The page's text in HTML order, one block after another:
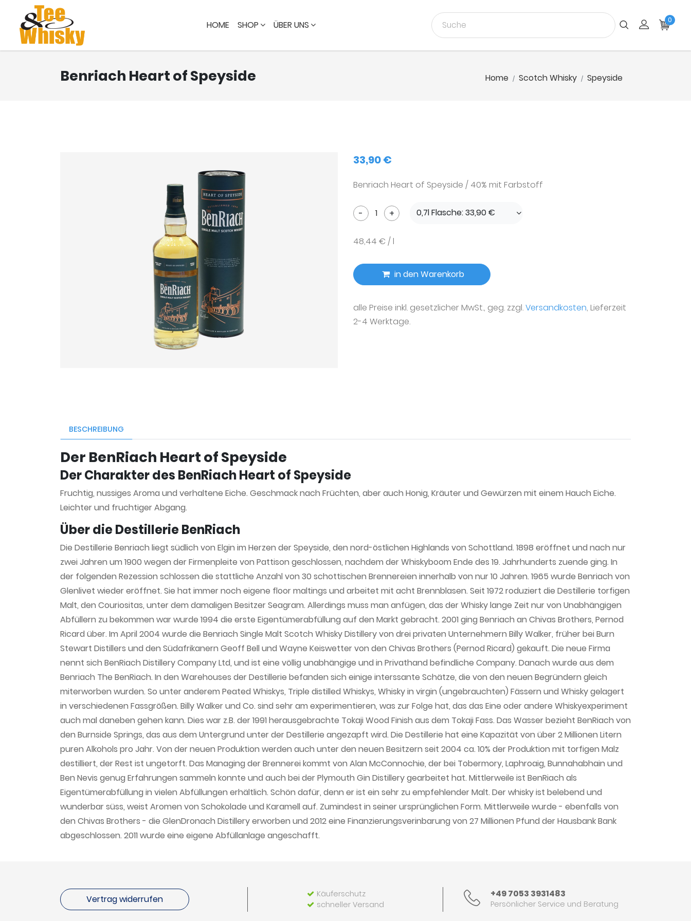
HOME SHOP ÜBER UNS 0
Benriach Heart of Speyside Home Scotch Whisky Speyside
33,90 €
Benriach Heart of Speyside / 40% mit Farbstoff
- + 0,7l Flasche: 33,90 €
48,44 € / l
in den Warenkorb
alle Preise inkl. gesetzlicher MwSt., geg. zzgl.Versandkosten, Lieferzeit
2-4 Werktage.
BESCHREIBUNG
Der BenRiach Heart of Speyside
Der Charakter des BenRiach Heart of Speyside
Fruchtig, nussiges Aroma und verhaltene Eiche. Geschmack nach Früchten, aber auch Honig, Kräuter und Gewürzen mit einem Hauch Eiche.
Leichter und fruchtiger Abgang.
Über die Destillerie BenRiach
Die Destillerie Benriach liegt südlich von Elgin im Herzen der Speyside, den nord-östlichen Highlands von Schottland. 1898 eröffnet und nach nur
zwei Jahren um 1900 wegen der Firmenpleite von Pattison geschlossen, nachdem der Whiskyboom Ende des 19. Jahrhunderts zuende ging. In
der folgenden Rezession schlossen die stattliche Anzahl von 30 schottischen Brennereien innerhalb von nur 10 Jahren. 1965 wurde Benriach von
Glenlivet wieder eröffnet. Sie hat immer noch eigene floor maltings und arbeitet mit acht Brennblasen. Seit 1972 roduziert die Destillerie torfigen
Malt, den Couriositas, unter dem damaligen Besitzer Seagram. Allerdings muss man anfügen, das der Whisky lange Zeit nur von Unabhängigen
Abfüllern zu bekommen war wurde 1994 die erste Eigentümerabfüllung auf den Markt gebracht. 2001 ging Benriach an Chivas Brothers, Pernod
Ricard über. Im April 2004 wurde die Benriach Single Malt Scotch Whisky Distillery von drei privaten Unternehmern Billy Walker, früher bei Burn
Stewart Distillers und den Südafrikanern Geoff Bell und Wayne Keiswetter von den Chivas Brothers (Pernod Ricard) gekauft. Die neue Firma
nennt sich BenRiach Distillery Company Ltd, und ist eine völlig unabhängige und in Privathand befindliche Company. Danach wurde aus dem
Benriach The BenRiach. In den Warehouses der Destillerie befanden sich einige interssante Schätze, die von den neuen Begründern gleich
miterworben wurden. So unter anderem Peated Whiskys, Triple distilled Whiskys, Whisky in virgin (ungebrauchten) Fässern und Whisky gelagert
in verschiedenen Fassgrößen. Billy Walker und Co. sind sehr am experimentieren, was zur Folge hat, das das Eine oder andere Whiskyexperiment
auch mal daneben gehen kann. Dies war z.B. der 1991 herausgebrachte Tokaji Wood Finish aus dem Tokaji Fass. Das Wasser bezieht BenRiach von
den Burnside Springs, das aus dem Untergrund unter der Destillerie angezapft wird. Die Destillerie hat eine Kapazität von über 2 Millionen Litern
puren Alkohols pro Jahr. Von der neuen Produktion werden auch unter den neuen Besitzern seit 2004 ca. 10% der Produktion mit torfigen Malz
destilliert, der Rest ist ungetorft. Das Managing der Brennerei kommt von Alan McConnochie, der bei Tobermory, Laphroaig, Bunnahabhain und
Ben Nevis genug Erfahrungen sammeln konnte und auch bei der Plymouth Gin Distillery gearbeitet hat. Mittlerweile ist BenRiach als
Eigentümerabfüllung in vielen Abfüllungen erhältlich. Schön dafür, denn er ist ein sehr zu empfehlender Malt. Der whisky ist belebend und
wunderbar süss, weist Aromen von Schokolade und Karamell auf. Zumindest in seiner ursprünglichen Form. Mittlerweile wurde - ebenfalls von
den Chivas Brothers - die GlenDronach Distillery erworben und 2012 eine Finanzierungsverinbarung von 27 Millionen Pfund der Hausbank Bank
abgeschlossen. 2011 wurde eine eigene Abfüllanlage angeschafft.
Vertrag widerrufen
Käuferschutz
schneller Versand
+49 7053 3931483
Persönlicher Service und Beratung